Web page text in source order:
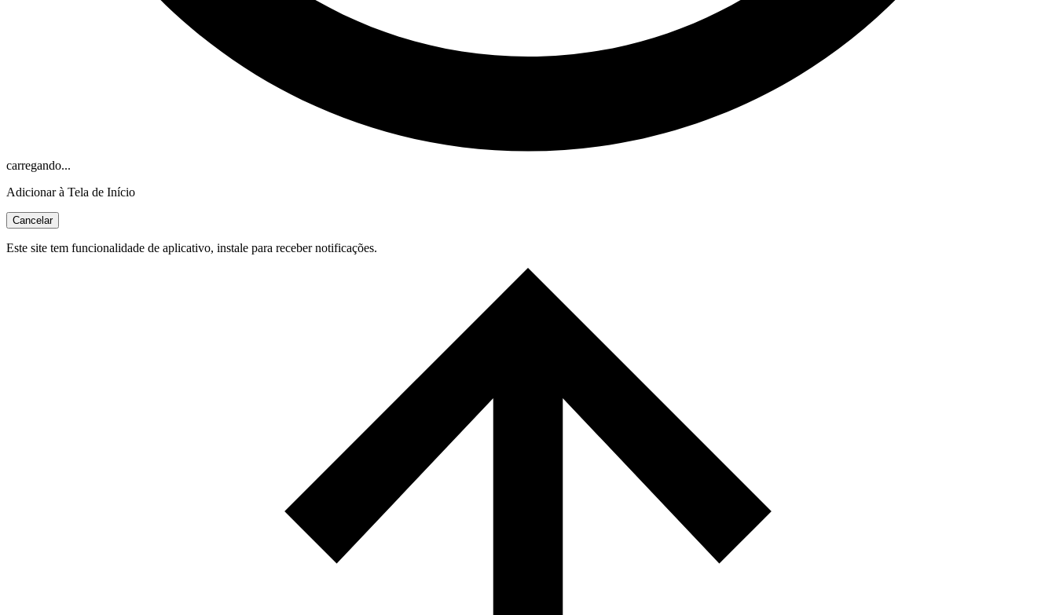
carregando...
Adicionar à Tela de Início
Cancelar
Este site tem funcionalidade de aplicativo, instale para receber notificações.